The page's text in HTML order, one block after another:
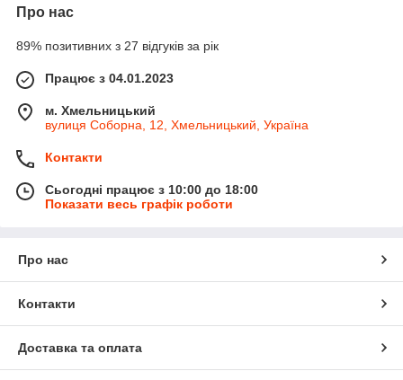
Про нас
89% позитивних з 27 відгуків за рік
Працює з 04.01.2023
м. Хмельницький
вулиця Соборна, 12, Хмельницький, Україна
Контакти
Сьогодні працює з 10:00 до 18:00
Показати весь графік роботи
Про нас
Контакти
Доставка та оплата